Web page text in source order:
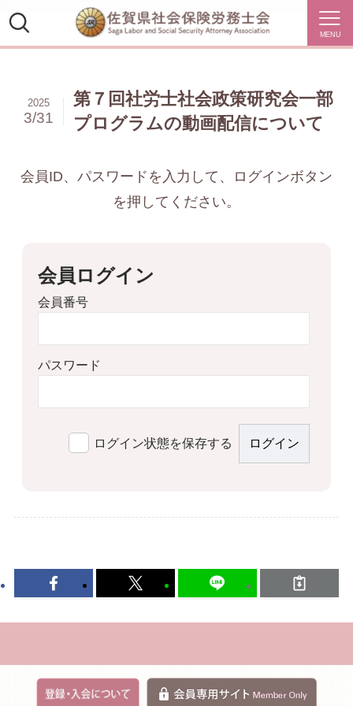
MENU
第７回社労士社会政策研究会一部
プログラムの動画配信について
2025
3/31
会員ID、パスワードを入力して、ログインボタン
を押してください。
会員ログイン
会員番号
パスワード
ログイン状態を保存する